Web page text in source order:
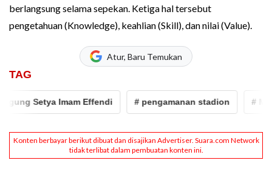
berlangsung selama sepekan. Ketiga hal tersebut
pengetahuan (Knowledge), keahlian (Skill), dan nilai (Value).
Atur, Baru Temukan
TAG
Setya Imam Effendi # pengamanan stadion #